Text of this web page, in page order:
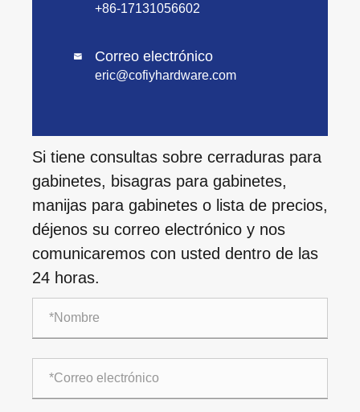
+86-17131056602
 Correo electrónico
eric@cofiyhardware.com
Si tiene consultas sobre cerraduras para
gabinetes, bisagras para gabinetes,
manijas para gabinetes o lista de precios,
déjenos su correo electrónico y nos
comunicaremos con usted dentro de las
24 horas.